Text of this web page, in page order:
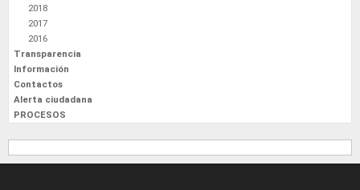
2018
2017
2016
Transparencia
Información
Contactos
Alerta ciudadana
PROCESOS